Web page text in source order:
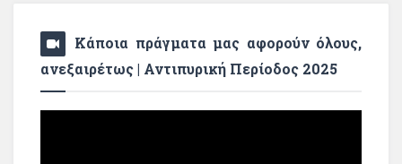
Κάποια πράγματα μας αφορούν όλους,
ανεξαιρέτως | Αντιπυρική Περίοδος 2025